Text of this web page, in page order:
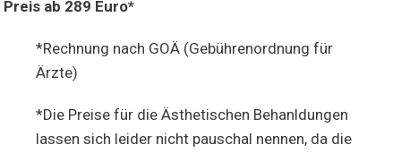
Preis ab 289 Euro*
*Rechnung nach GOÄ (Gebührenordnung für
Ärzte)
*Die Preise für die Ästhetischen Behanldungen
lassen sich leider nicht pauschal nennen, da die